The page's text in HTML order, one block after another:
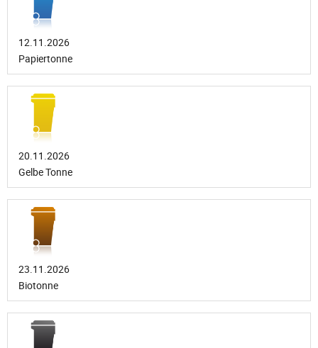
12.11.2026
Papiertonne
20.11.2026
Gelbe Tonne
23.11.2026
Biotonne